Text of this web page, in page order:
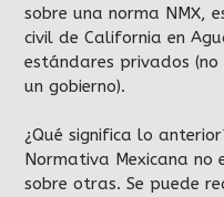
sobre una norma NMX,
civil de California en
estándares privados
un gobierno).
¿Qué significa lo
Normativa Mexicana
sobre otras. Se puede